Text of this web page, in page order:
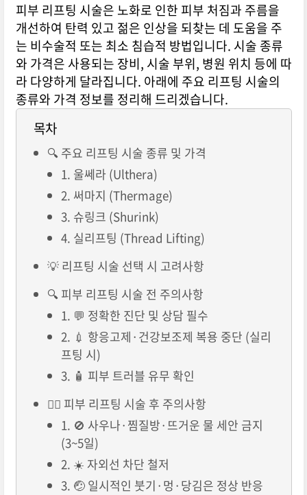
피부 리프팅 시술은 노화로 인한 피부 처짐과 주름을
개선하여 탄력 있고 젊은 인상을 되찾는 데 도움을 주
는 비수술적 또는 최소 침습적 방법입니다. 시술 종류
와 가격은 사용되는 장비, 시술 부위, 병원 위치 등에 따
라 다양하게 달라집니다. 아래에 주요 리프팅 시술의
종류와 가격 정보를 정리해 드리겠습니다.
목차
🔍 주요 리프팅 시술 종류 및 가격
1. 울쎄라 (Ulthera)
2. 써마지 (Thermage)
3. 슈링크 (Shurink)
4. 실리프팅 (Thread Lifting)
💡 리프팅 시술 선택 시 고려사항
🔍 피부 리프팅 시술 전 주의사항
1. 💬 정확한 진단 및 상담 필수
2. 💉 항응고제·건강보조제 복용 중단 (실리
프팅 시)
3. 🧴 피부 트러블 유무 확인
💆‍♀️ 피부 리프팅 시술 후 주의사항
1. 🚫 사우나·찜질방·뜨거운 물 세안 금지
(3~5일)
2. ☀️ 자외선 차단 철저
3. 🤕 일시적인 붓기·멍·당김은 정상 반응